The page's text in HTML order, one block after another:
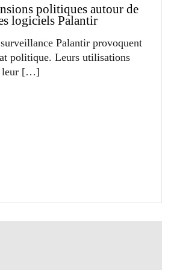
politiques autour de
logiciels Palantir
Palantir provoquent
politique. Leurs utilisations
leur